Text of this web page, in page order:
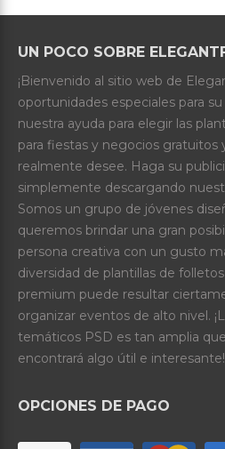
UN POCO SOBRE
¡Bienvenido al sitio web de
oportunidades especiales para
nuestra ayuda para elegir las
para fiestas y negocios gratuitos
realmente desee. Haga su
simplemente descargando
Somos un grupo de jóvenes
queremos brindar una gran
persona creativa con un gusto
diversidad de plantillas de
premium puede resultar
organizar eventos de alto nivel.
temáticos PSD es tan amplia
encontrará algo útil e interesante!
OPCIONES DE PAGO